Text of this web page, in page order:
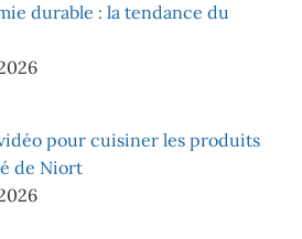
durable : la tendance du
pour cuisiner les produits
de Niort